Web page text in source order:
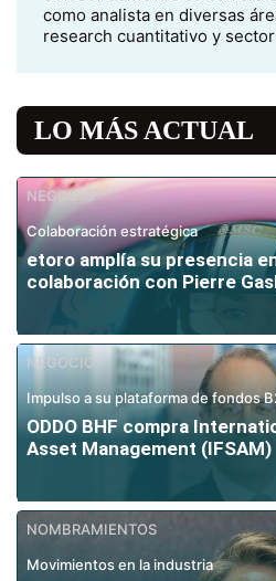
como analista en diversas
research cuantitativo y
LO MÁS ACTUAL
NEGOCIO
Colaboración estratégica
etoro amplía su presencia
colaboración con Pierre
NEGOCIO
Impulso a su plataforma de fondos
ODDO BHF compra
Asset Management (IFSAM)
NOMBRAMIENTOS
Movimientos en la industria